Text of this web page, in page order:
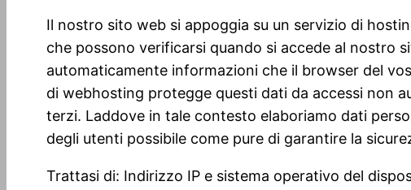
Il nostro sito web si appoggia su un servizio di
che possono verificarsi quando si accede al nostro
automaticamente informazioni che il browser del
di webhosting protegge questi dati da accessi non
terzi. Laddove in tale contesto elaboriamo dati
degli utenti possibile come pure di garantire la
Trattasi di: Indirizzo IP e sistema operativo del